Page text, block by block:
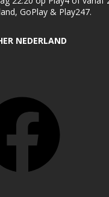
GoPlay & Play247.
NEDERLAND